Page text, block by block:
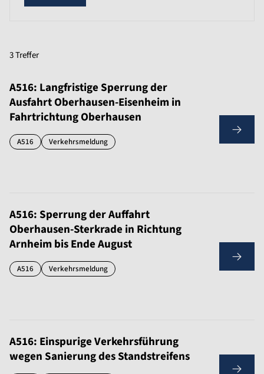
3 Treffer
A516: Langfristige Sperrung der
Ausfahrt Oberhausen-Eisenheim in
Fahrtrichtung Oberhausen
A516 Verkehrsmeldung
A516: Sperrung der Auffahrt
Oberhausen-Sterkrade in Richtung
Arnheim bis Ende August
A516 Verkehrsmeldung
A516: Einspurige Verkehrsführung
wegen Sanierung des Standstreifens